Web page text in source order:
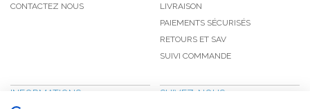
CONTACTEZ NOUS
LIVRAISON
PAIEMENTS SÉCURISÉS
RETOURS ET SAV
SUIVI COMMANDE
INFORMATIONS SUIVEZ-NOUS